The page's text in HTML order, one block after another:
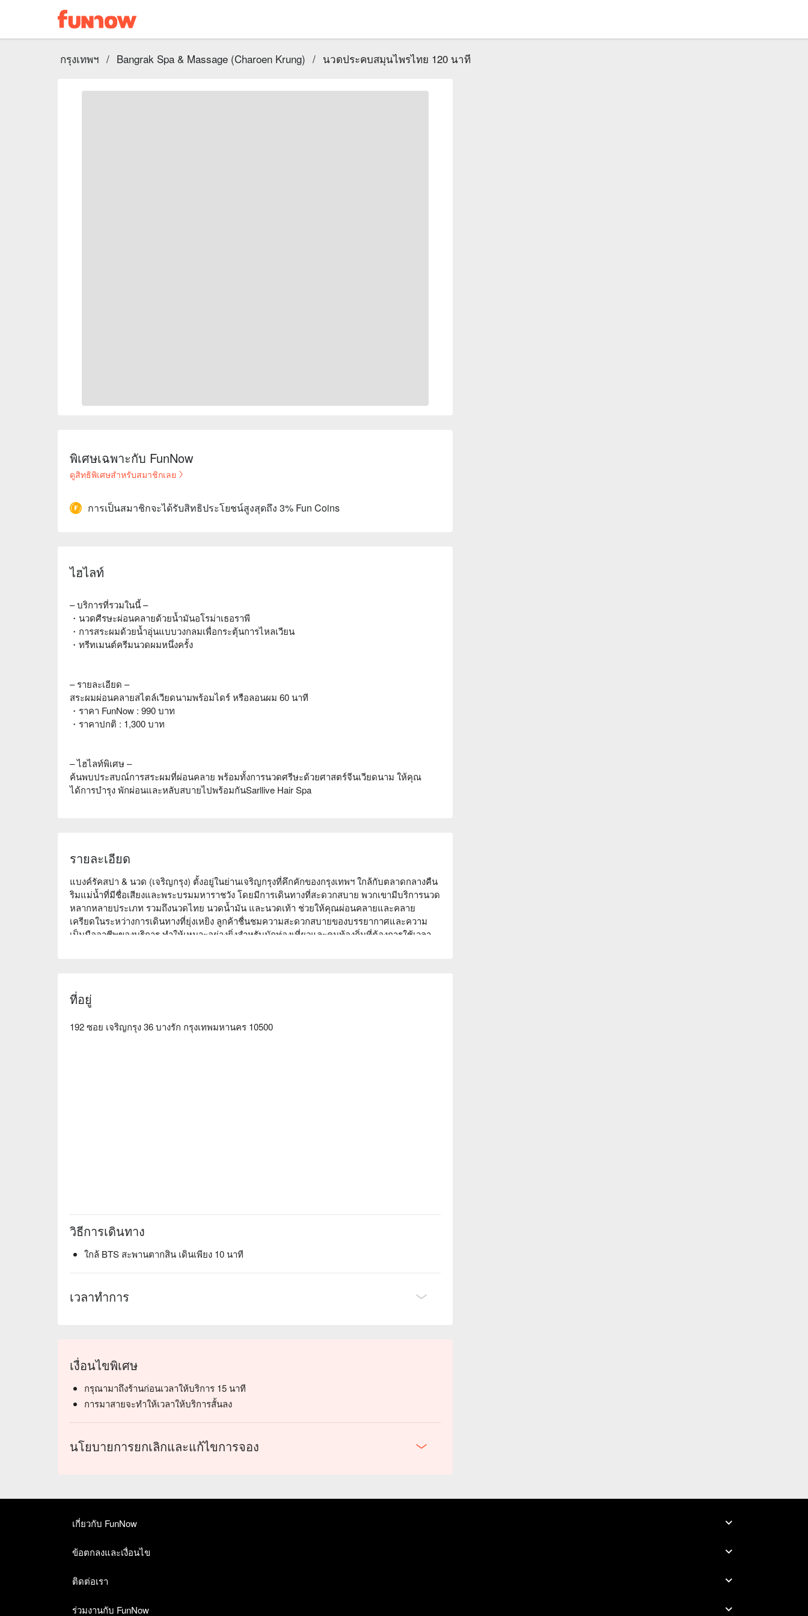
กรุงเทพฯ / Bangrak Spa & Massage (Charoen Krung) / นวดประคบสมุนไพรไทย 120 นาที
พิเศษเฉพาะกับ FunNow
ดูสิทธิพิเศษสำหรับสมาชิกเลย
การเป็นสมาชิกจะได้รับสิทธิประโยชน์สูงสุดถึง 3% Fun Coins
ไฮไลท์
– บริการที่รวมในนี้ –
・นวดศีรษะผ่อนคลายด้วยน้ำมันอโรม่าเธอราพี
・การสระผมด้วยน้ำอุ่นแบบวงกลมเพื่อกระตุ้นการไหลเวียน
・ทรีทเมนต์ครีมนวดผมหนึ่งครั้ง
– รายละเอียด –
สระผมผ่อนคลายสไตล์เวียดนามพร้อมไดร์ หรือลอนผม 60 นาที
・ราคา FunNow : 990 บาท
・ราคาปกติ : 1,300 บาท
– ไฮไลท์พิเศษ –
ค้นพบประสบณ์การสระผมที่ผ่อนคลาย พร้อมทั้งการนวดศรีษะด้วยศาสตร์จีนเวียดนาม ให้คุณ
ได้การบำรุง พักผ่อนและหลับสบายไปพร้อมกันSarllive Hair Spa
รายละเอียด
แบงค์รัคสปา & นวด (เจริญกรุง) ตั้งอยู่ในย่านเจริญกรุงที่คึกคักของกรุงเทพฯ ใกล้กับตลาดกลางคืน
ริมแม่น้ำที่มีชื่อเสียงและพระบรมมหาราชวัง โดยมีการเดินทางที่สะดวกสบาย พวกเขามีบริการนวด
หลากหลายประเภท รวมถึงนวดไทย นวดน้ำมัน และนวดเท้า ช่วยให้คุณผ่อนคลายและคลาย
เครียดในระหว่างการเดินทางที่ยุ่งเหยิง ลูกค้าชื่นชมความสะดวกสบายของบรรยากาศและความ
เป็นมืออาชีพของบริการ ทำให้เหมาะอย่างยิ่งสำหรับนักท่องเที่ยวและคนท้องถิ่นที่ต้องการใช้เวลา
ที่อยู่
192 ซอย เจริญกรุง 36 บางรัก กรุงเทพมหานคร 10500
วิธีการเดินทาง
ใกล้ BTS สะพานตากสิน เดินเพียง 10 นาที
เวลาทำการ
เงื่อนไขพิเศษ
กรุณามาถึงร้านก่อนเวลาให้บริการ 15 นาที
การมาสายจะทำให้เวลาให้บริการสั้นลง
นโยบายการยกเลิกและแก้ไขการจอง
เกี่ยวกับ FunNow
ข้อตกลงและเงื่อนไข
ติดต่อเรา
ร่วมงานกับ FunNow